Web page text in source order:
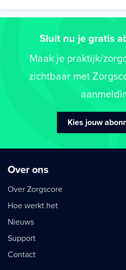
Sluit nu je gratis
Maak je praktijk/
zichtbaar met
Kies jouw
Over ons
Over Zorgscore
Hoe werkt het
Nieuws
Support
Contact